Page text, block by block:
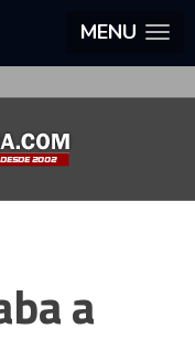
MENU
a